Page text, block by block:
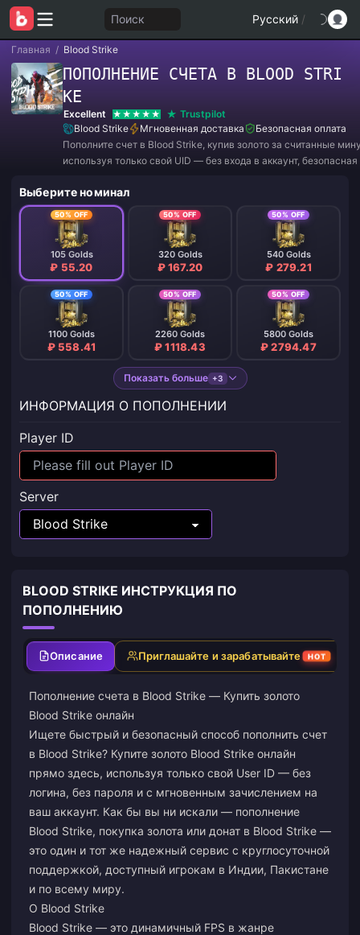
Поиск Русский /
Главная / Blood Strike
ПОПОЛНЕНИЕ СЧЕТА В BLOOD STRI
KE
Excellent
Trustpilot
Blood Strike
Мгновенная доставка
Безопасная оплата
Пополните счет в Blood Strike, купив золото за считанные
используя только свой UID — без входа в аккаунт, безопасная
миру.
Выберите номинал
50% OFF
105 Golds
₽ 55.20
50% OFF
320 Golds
₽ 167.20
50% OFF
540 Golds
₽ 279.21
50% OFF
1100 Golds
₽ 558.41
50% OFF
2260 Golds
₽ 1118.43
50% OFF
5800 Golds
₽ 2794.47
Показать больше +3
ИНФОРМАЦИЯ О ПОПОЛНЕНИИ
Player ID
Server
BLOOD STRIKE ИНСТРУКЦИЯ ПО
ПОПОЛНЕНИЮ
Описание Приглашайте и зарабатывайте HOT
Пополнение счета в Blood Strike — Купить золото
Blood Strike онлайн
Ищете быстрый и безопасный способ пополнить счет
в Blood Strike? Купите золото Blood Strike онлайн
прямо здесь, используя только свой User ID — без
логина, без пароля и с мгновенным зачислением на
ваш аккаунт. Как бы вы ни искали — пополнение
Blood Strike, покупка золота или донат в Blood Strike —
это один и тот же надежный сервис с круглосуточной
поддержкой, доступный игрокам в Индии, Пакистане
и по всему миру.
О Blood Strike
Blood Strike — это динамичный FPS в жанре